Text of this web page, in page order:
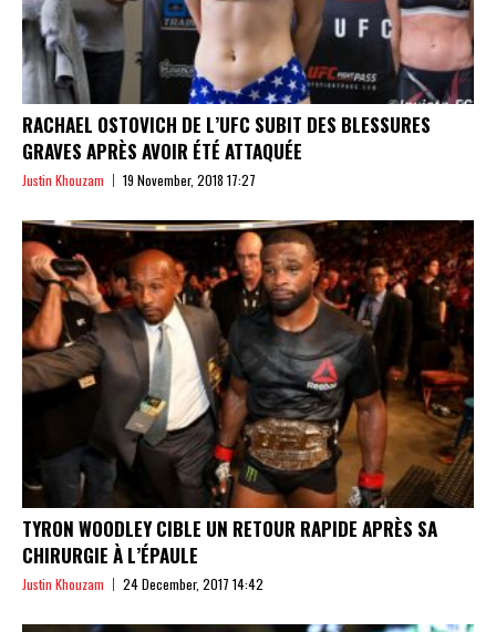
RACHAEL OSTOVICH DE L’UFC SUBIT DES BLESSURES
GRAVES APRÈS AVOIR ÉTÉ ATTAQUÉE
Justin Khouzam 19 November, 2018 17:27
TYRON WOODLEY CIBLE UN RETOUR RAPIDE APRÈS SA
CHIRURGIE À L’ÉPAULE
Justin Khouzam 24 December, 2017 14:42